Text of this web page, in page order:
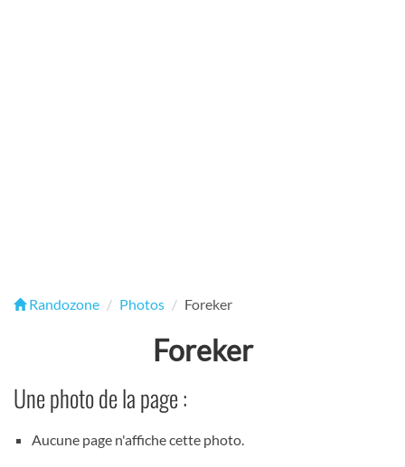
Randozone Photos Foreker
Foreker
Une photo de la page :
Aucune page n'affiche cette photo.